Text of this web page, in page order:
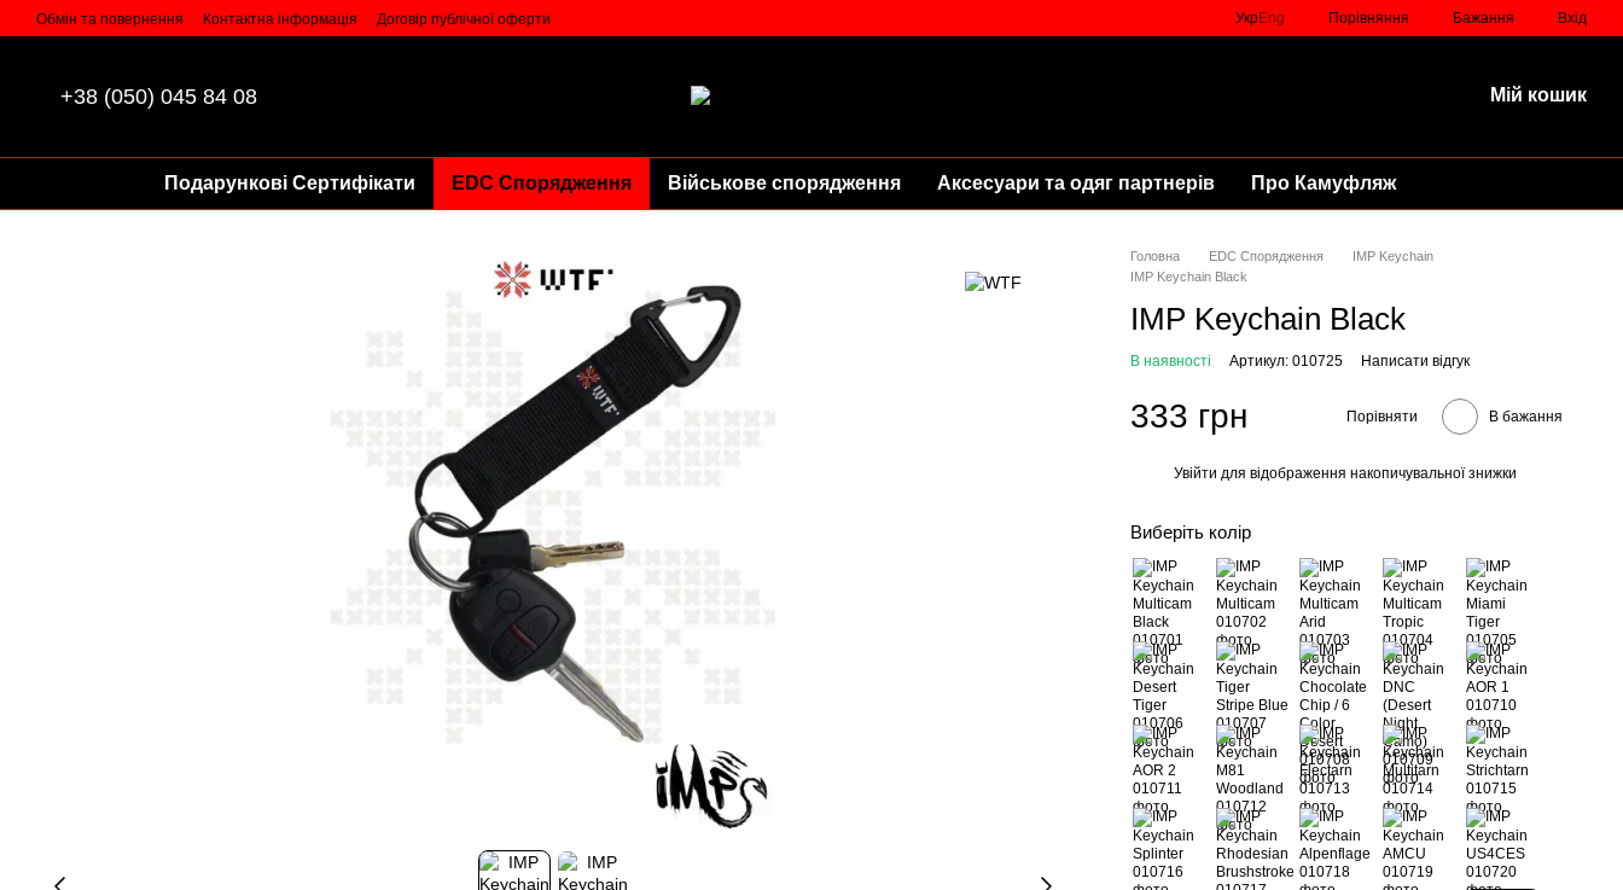
Перейти до основного контенту
Обмін та повернення Контактна інформація Договір публічної оферти УкрEng Порівняння Бажання Вхід
+38 (050) 045 84 08 Мій кошик
Подарункові Сертифікати EDC Спорядження Військове спорядження Аксесуари та одяг партнерів Про Камуфляж
Головна EDC Спорядження
IMP Keychain
IMP Keychain Black
IMP Keychain Black
В наявності Артикул: 010725 Написати відгук
333 грн Порівняти В бажання
Увійти для відображення накопичувальної знижки
Виберіть колір